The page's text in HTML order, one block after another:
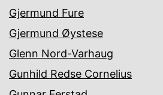
Gjermund Fure
Gjermund Øystese
Glenn Nord-Varhaug
Gunhild Redse Cornelius